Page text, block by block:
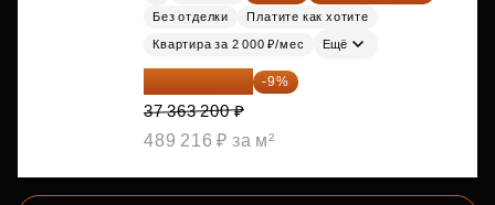
Без отделки
Платите как хотите
Квартира за 2 000 ₽/мес Ещё
34 000 512 ₽ -9%
37 363 200 ₽
489 216 ₽ за м²